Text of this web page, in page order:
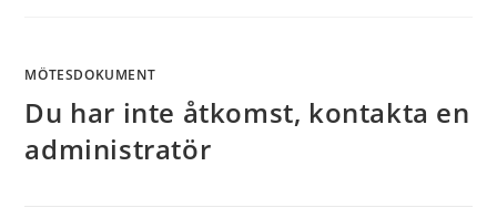
MÖTESDOKUMENT
Du har inte åtkomst, kontakta en
administratör